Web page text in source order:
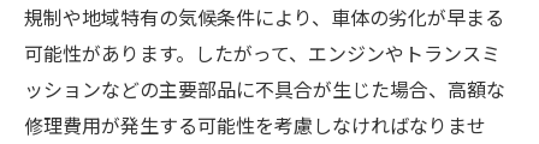
規制や地域特有の気候条件により、車体の劣化が早まる
可能性があります。したがって、エンジンやトランスミ
ッションなどの主要部品に不具合が生じた場合、高額な
修理費用が発生する可能性を考慮しなければなりませ